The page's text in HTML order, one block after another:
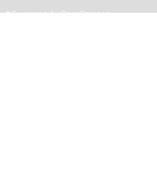
#SurpreenderParaCrescer